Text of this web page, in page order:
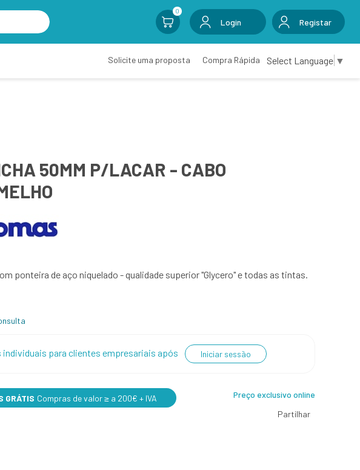
0
Login Registar
Solicite uma proposta Compra Rápida Select Language ▼
50MM P/LACAR - CABO
ponteira de aço niquelado - qualidade superior "Glycero" e todas as tintas.
individuais para clientes empresariais após Iniciar sessão
GRÁTIS Compras de valor ≥ a 200€ + IVA
Preço exclusivo online
Partilhar